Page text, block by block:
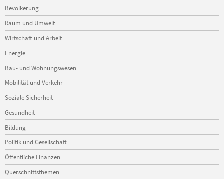
Navigation
überspringen
Bevölkerung
Raum und Umwelt
Wirtschaft und Arbeit
Energie
Bau- und Wohnungswesen
Mobilität und Verkehr
Soziale Sicherheit
Gesundheit
Bildung
Politik und Gesellschaft
Öffentliche Finanzen
Querschnittsthemen